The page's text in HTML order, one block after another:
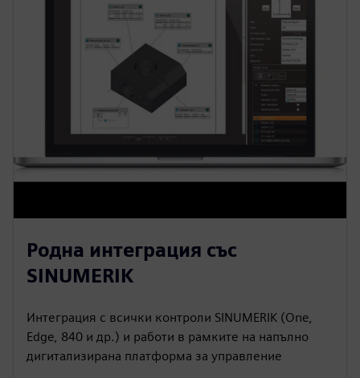
Родна интеграция със
SINUMERIK
Интеграция с всички контроли SINUMERIK (One,
Edge, 840 и др.) и работи в рамките на напълно
дигитализирана платформа за управление